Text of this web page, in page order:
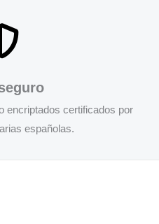
encriptados certificados por
españolas.